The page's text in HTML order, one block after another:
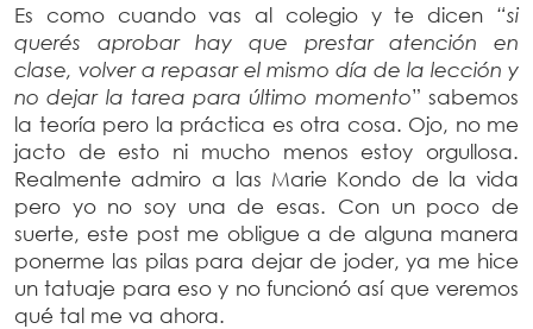
Es como cuando vas al colegio y te dicen “si
querés aprobar hay que prestar atención en
clase, volver a repasar el mismo día de la lección y
no dejar la tarea para último momento” sabemos
la teoría pero la práctica es otra cosa. Ojo, no me
jacto de esto ni mucho menos estoy orgullosa.
Realmente admiro a las Marie Kondo de la vida
pero yo no soy una de esas. Con un poco de
suerte, este post me obligue a de alguna manera
ponerme las pilas para dejar de joder, ya me hice
un tatuaje para eso y no funcionó así que veremos
qué tal me va ahora.